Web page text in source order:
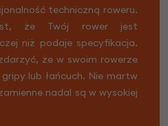
techniczną roweru.
że Twój rower jest
niż podaje specyfikacja.
że w swoim rowerze
lub łańcuch. Nie martw
nadal są w wysokiej